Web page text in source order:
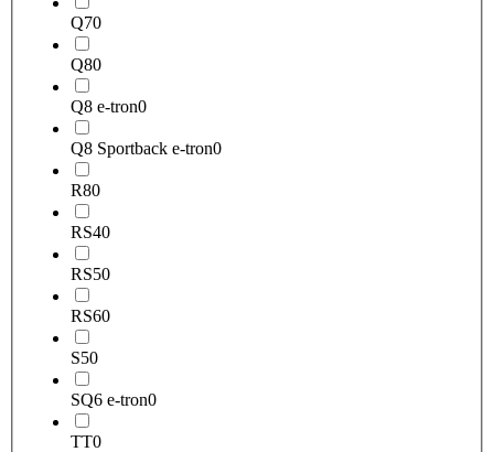
Q70
Q80
Q8 e-tron0
Q8 Sportback e-tron0
R80
RS40
RS50
RS60
S50
SQ6 e-tron0
TT0